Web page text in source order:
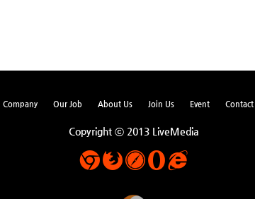
Company Our Job About Us Join Us Event Contact
Copyright ⓒ 2013 LiveMedia